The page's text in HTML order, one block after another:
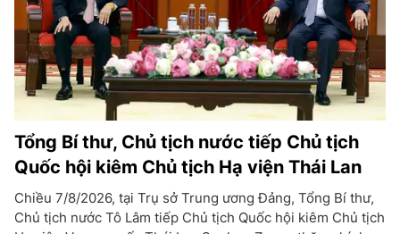
Tổng Bí thư, Chủ tịch nước tiếp Chủ tịch
Quốc hội kiêm Chủ tịch Hạ viện Thái Lan
Chiều 7/8/2026, tại Trụ sở Trung ương Đảng, Tổng Bí thư,
Chủ tịch nước Tô Lâm tiếp Chủ tịch Quốc hội kiêm Chủ tịch